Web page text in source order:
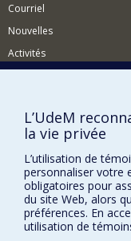
Courriel
Nouvelles
Activités
BESOIN D'AIDE?
Plan du site
Signaler une erreur
Accessibilité
FACULTÉ DES ARTS ET
Nos départements et
L’UdeM
la vie privée
L’utilisation de
personnaliser votre
obligatoires pour
du site Web, alors
préférences. En
utilisation de